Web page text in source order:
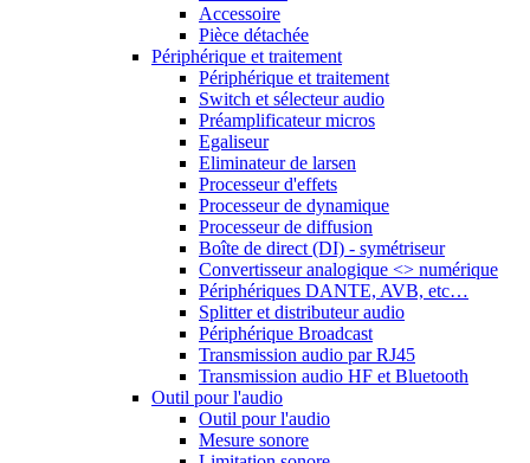
Accessoire
Pièce détachée
Périphérique et traitement
Périphérique et traitement
Switch et sélecteur audio
Préamplificateur micros
Egaliseur
Eliminateur de larsen
Processeur d'effets
Processeur de dynamique
Processeur de diffusion
Boîte de direct (DI) - symétriseur
Convertisseur analogique <> numérique
Périphériques DANTE, AVB, etc…
Splitter et distributeur audio
Périphérique Broadcast
Transmission audio par RJ45
Transmission audio HF et Bluetooth
Outil pour l'audio
Outil pour l'audio
Mesure sonore